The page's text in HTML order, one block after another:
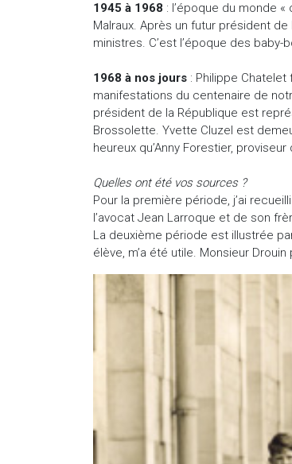
1945 à 1968 : l’époque du monde
Malraux. Après un futur président
ministres. C’est l’époque des
1968 à nos jours : Philippe
manifestations du centenaire de
président de la République est
Brossolette. Yvette Cluzel est
heureux qu’Anny Forestier,
Quelles ont été vos sources ?
Pour la première période, j’ai
l’avocat Jean Larroque et de son
La deuxième période est illustrée
élève, m’a été utile. Monsieur